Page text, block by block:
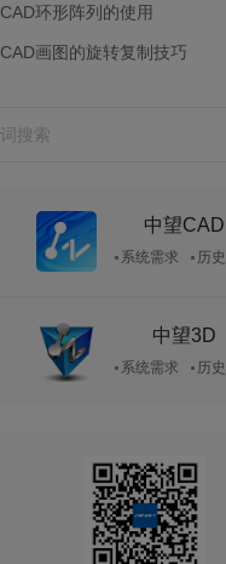
CAD环形阵列的使用
CAD画图的旋转复制技巧
中望CAD
系统需求 历
中望3D
系统需求 历